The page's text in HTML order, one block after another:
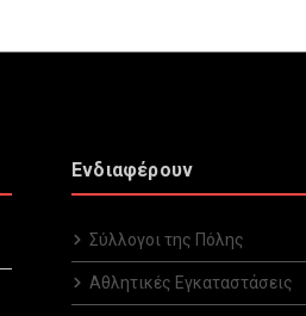
Ενδιαφέρουν
Σύλλογοι της Πόλης
Αθλητικές Εγκαταστάσεις